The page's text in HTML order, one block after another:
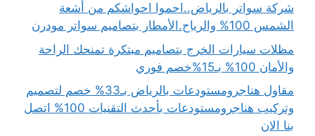
شركة سواتر بالرياض..احموا احواشكم من أشعة
الشمس 100% والرياح.الأمطار بتصاميم سواتر مودرن
مظلات سيارات الخرج بتصاميم مبتكرة تمنحك الراحة
والأمان 100% بـ15%خصم فوري
مقاول هناجرومستودعات بالرياض بـ33% خصم لتصميم
وتركيب هناجرومستودعات بأحدث التقنيات 100% اتصل
بنا الان